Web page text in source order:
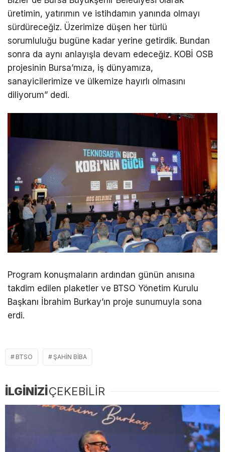
üretimin, yatırımın ve istihdamın yanında olmayı
sürdüreceğiz. Üzerimize düşen her türlü
sorumluluğu bugüne kadar yerine getirdik. Bundan
sonra da aynı anlayışla devam edeceğiz. KOBİ OSB
projesinin Bursa’mıza, iş dünyamıza,
sanayicilerimize ve ülkemize hayırlı olmasını
diliyorum” dedi.
Program konuşmaların ardından günün anısına
takdim edilen plaketler ve BTSO Yönetim Kurulu
Başkanı İbrahim Burkay’ın proje sunumuyla sona
erdi.
BTSO ŞAHIN BIBA
İLGİNİZİÇEKEBİLİR